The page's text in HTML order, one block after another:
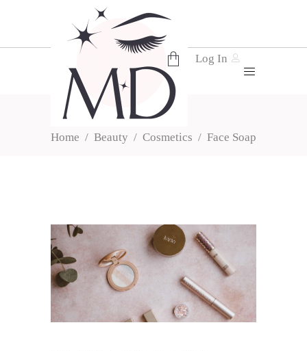
No products in the cart.
Log In
FACE SOAP
Home / Beauty / Cosmetics / Face Soap